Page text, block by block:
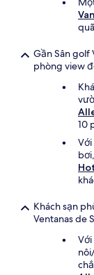
Gần Sân golf
phòng view
10
bơi,
Khách sạn
Ventanas de